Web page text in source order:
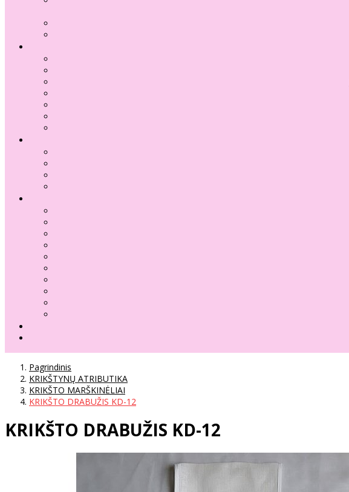
Pagrindinis
KRIKŠTYNŲ ATRIBUTIKA
KRIKŠTO MARŠKINĖLIAI
KRIKŠTO DRABUŽIS KD-12
KRIKŠTO DRABUŽIS KD-12